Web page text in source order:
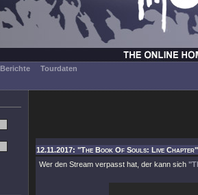
Berichte Tourdaten
12.11.2017: "The Book Of Souls: Live
Wer den Stream verpasst hat, der kann sich